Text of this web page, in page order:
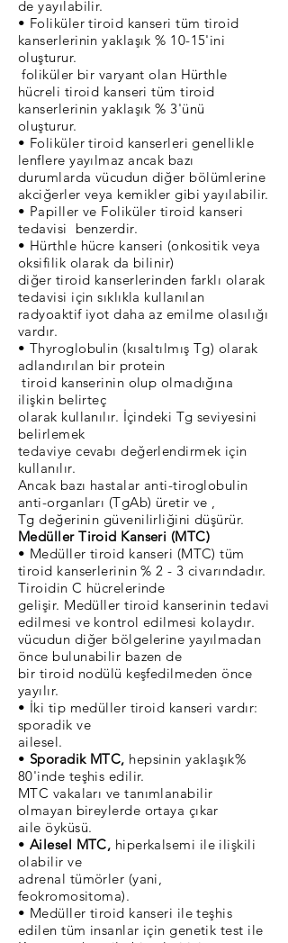
de yayılabilir.
• Foliküler tiroid kanseri tüm tiroid
kanserlerinin yaklaşık % 10-15'ini
oluşturur.
foliküler bir varyant olan Hürthle
hücreli tiroid kanseri tüm tiroid
kanserlerinin yaklaşık % 3'ünü
oluşturur.
• Foliküler tiroid kanserleri genellikle
lenflere yayılmaz ancak bazı
durumlarda vücudun diğer bölümlerine
akciğerler veya kemikler gibi yayılabilir.
• Papiller ve Foliküler tiroid kanseri
tedavisi benzerdir.
• Hürthle hücre kanseri (onkositik veya
oksifilik olarak da bilinir)
diğer tiroid kanserlerinden farklı olarak
tedavisi için sıklıkla kullanılan
radyoaktif iyot daha az emilme olasılığı
vardır.
• Thyroglobulin (kısaltılmış Tg) olarak
adlandırılan bir protein
tiroid kanserinin olup olmadığına
ilişkin belirteç
olarak kullanılır. İçindeki Tg seviyesini
belirlemek
tedaviye cevabı değerlendirmek için
kullanılır.
Ancak bazı hastalar anti-tiroglobulin
anti-organları (TgAb) üretir ve ,
Tg değerinin güvenilirliğini düşürür.
Medüller Tiroid Kanseri (MTC)
• Medüller tiroid kanseri (MTC) tüm
tiroid kanserlerinin % 2 - 3 civarındadır.
Tiroidin C hücrelerinde
gelişir. Medüller tiroid kanserinin tedavi
edilmesi ve kontrol edilmesi kolaydır.
vücudun diğer bölgelerine yayılmadan
önce bulunabilir bazen de
bir tiroid nodülü keşfedilmeden önce
yayılır.
• İki tip medüller tiroid kanseri vardır:
sporadik ve
ailesel.
• Sporadik MTC, hepsinin yaklaşık%
80'inde teşhis edilir.
MTC vakaları ve tanımlanabilir
olmayan bireylerde ortaya çıkar
aile öyküsü.
• Ailesel MTC, hiperkalsemi ile ilişkili
olabilir ve
adrenal tümörler (yani,
feokromositoma).
• Medüller tiroid kanseri ile teşhis
edilen tüm insanlar için genetik test ile